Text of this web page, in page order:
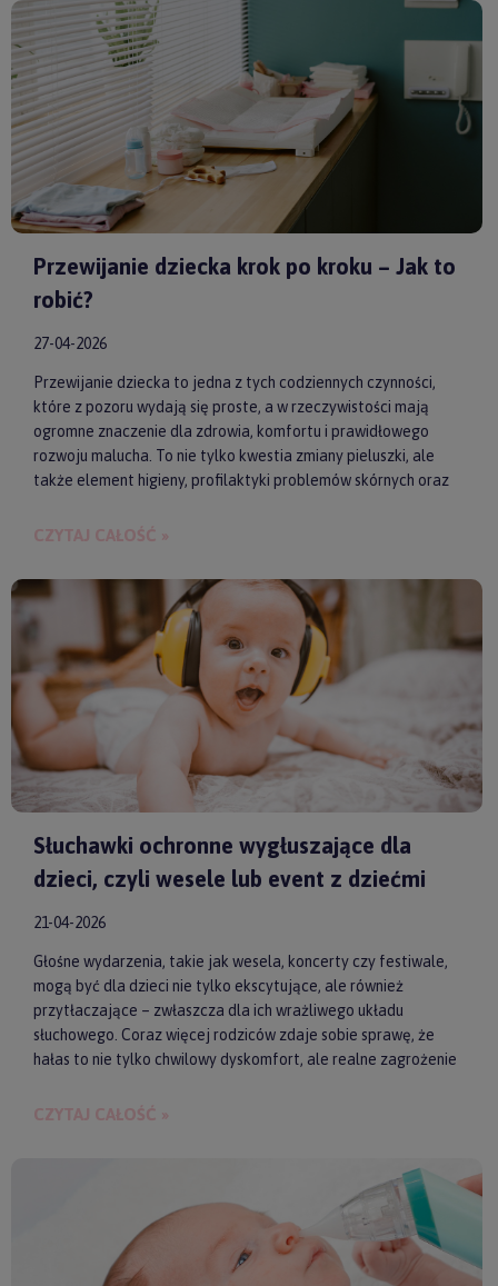
HuggimalsczyMembantu
, masz pewność, że dajesz swojemu
dziecku bezpieczne i skuteczne wsparcie każdego dnia.
Przewijanie dziecka krok po kroku – Jak to
robić?
27-04-2026
Przewijanie dziecka to jedna z tych codziennych czynności,
które z pozoru wydają się proste, a w rzeczywistości mają
ogromne znaczenie dla zdrowia, komfortu i prawidłowego
rozwoju malucha. To nie tylko kwestia zmiany pieluszki, ale
także element higieny, profilaktyki problemów skórnych oraz
CZYTAJ CAŁOŚĆ »
Słuchawki ochronne wygłuszające dla
dzieci, czyli wesele lub event z dziećmi
21-04-2026
Głośne wydarzenia, takie jak wesela, koncerty czy festiwale,
mogą być dla dzieci nie tylko ekscytujące, ale również
przytłaczające – zwłaszcza dla ich wrażliwego układu
słuchowego. Coraz więcej rodziców zdaje sobie sprawę, że
hałas to nie tylko chwilowy dyskomfort, ale realne zagrożenie
słuchawki ochronne przestają być postrzegane jako zbędny
CZYTAJ CAŁOŚĆ »